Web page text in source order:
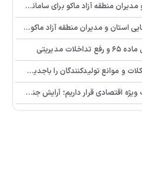
ساماندهی و رفع سریع مشکلات پایانه مرزی و گمرک بازرگان
ماکو و استان برای رفع سریع مشکلات واحدهای تولیدی و سرمایه گذاری
مدیریتی
تولیدکنندگان را باجدیت پیگیری می کند
داریم؛ آرایش جنگی در حوزه تولید ضروری است